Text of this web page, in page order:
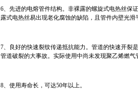
6、先进的电熔管件结构。非裸露的螺旋式电热丝保
露式电热丝易出现老化腐蚀的缺陷，且管件内壁光滑
7、良好的快速裂纹传递抵抗能力。管道的快速开裂
管道破裂的大事故。实际使用中尚未发现聚乙烯燃气
8、使用寿命长，可达50年以上。